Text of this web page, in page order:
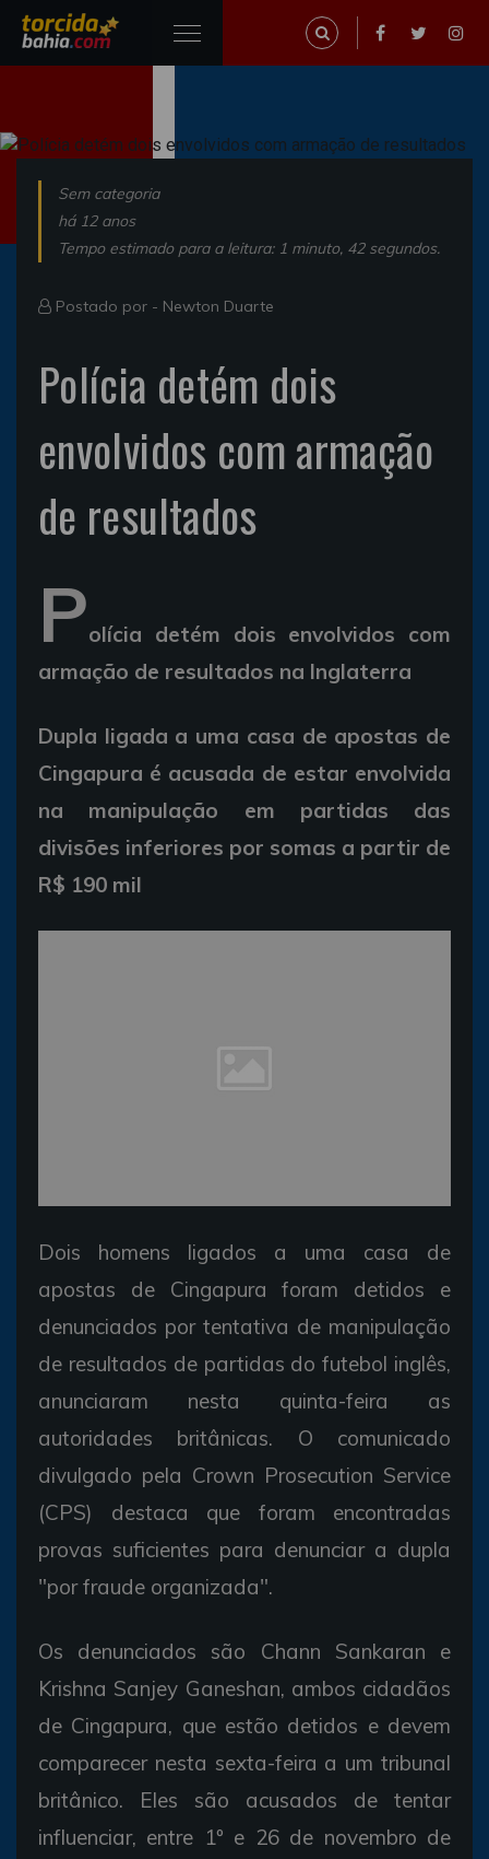
Sem categoria
há 12 anos
Tempo estimado para a leitura: 1 minuto, 42 segundos.
Postado por - Newton Duarte
Polícia detém dois
envolvidos com armação
de resultados
Polícia detém dois envolvidos com
armação de resultados na Inglaterra
Dupla ligada a uma casa de apostas de
Cingapura é acusada de estar envolvida
na manipulação em partidas das
divisões inferiores por somas a partir de
R$ 190 mil
Dois homens ligados a uma casa de
apostas de Cingapura foram detidos e
denunciados por tentativa de manipulação
de resultados de partidas do futebol inglês,
anunciaram nesta quinta-feira as
autoridades britânicas. O comunicado
divulgado pela Crown Prosecution Service
(CPS) destaca que foram encontradas
provas suficientes para denunciar a dupla
"por fraude organizada".
Os denunciados são Chann Sankaran e
Krishna Sanjey Ganeshan, ambos cidadãos
de Cingapura, que estão detidos e devem
comparecer nesta sexta-feira a um tribunal
britânico. Eles são acusados de tentar
influenciar, entre 1º e 26 de novembro de